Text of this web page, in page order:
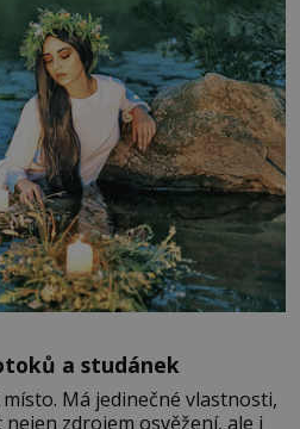
a studánek
Má jedinečné vlastnosti,
zdrojem osvěžení, ale i